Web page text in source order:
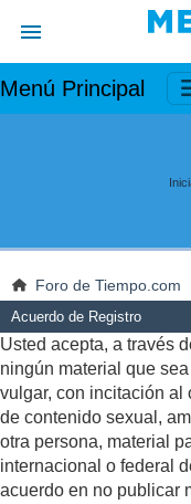
Menú Principal
Foro de Tiempo.com
Acuerdo de Registro
Usted acepta, a través
ningún material que
vulgar, con incitación al
de contenido sexual,
otra persona, material
internacional o federal
acuerdo en no publicar